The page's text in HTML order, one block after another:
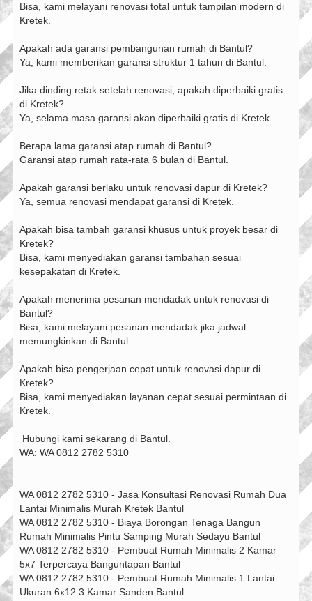
Bisa, kami melayani renovasi total untuk tampilan modern di
Kretek.
Apakah ada garansi pembangunan rumah di Bantul?
Ya, kami memberikan garansi struktur 1 tahun di Bantul.
Jika dinding retak setelah renovasi, apakah diperbaiki gratis
di Kretek?
Ya, selama masa garansi akan diperbaiki gratis di Kretek.
Berapa lama garansi atap rumah di Bantul?
Garansi atap rumah rata-rata 6 bulan di Bantul.
Apakah garansi berlaku untuk renovasi dapur di Kretek?
Ya, semua renovasi mendapat garansi di Kretek.
Apakah bisa tambah garansi khusus untuk proyek besar di
Kretek?
Bisa, kami menyediakan garansi tambahan sesuai
kesepakatan di Kretek.
Apakah menerima pesanan mendadak untuk renovasi di
Bantul?
Bisa, kami melayani pesanan mendadak jika jadwal
memungkinkan di Bantul.
Apakah bisa pengerjaan cepat untuk renovasi dapur di
Kretek?
Bisa, kami menyediakan layanan cepat sesuai permintaan di
Kretek.
️ Hubungi kami sekarang di Bantul.
WA: WA 0812 2782 5310
WA 0812 2782 5310 - Jasa Konsultasi Renovasi Rumah Dua
Lantai Minimalis Murah Kretek Bantul
WA 0812 2782 5310 - Biaya Borongan Tenaga Bangun
Rumah Minimalis Pintu Samping Murah Sedayu Bantul
WA 0812 2782 5310 - Pembuat Rumah Minimalis 2 Kamar
5x7 Terpercaya Banguntapan Bantul
WA 0812 2782 5310 - Pembuat Rumah Minimalis 1 Lantai
Ukuran 6x12 3 Kamar Sanden Bantul